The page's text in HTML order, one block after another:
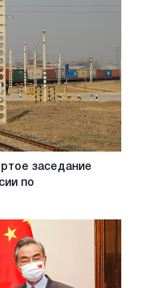
заседание
по